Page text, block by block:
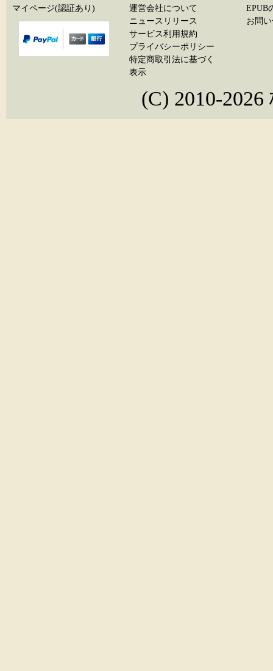
マイページ(認証あり)
運営会社について
ニュースリリース
サービス利用規約
プライバシーポリシー
特定商取引法に基づく
表示
EPUB
お問
(C) 2010-